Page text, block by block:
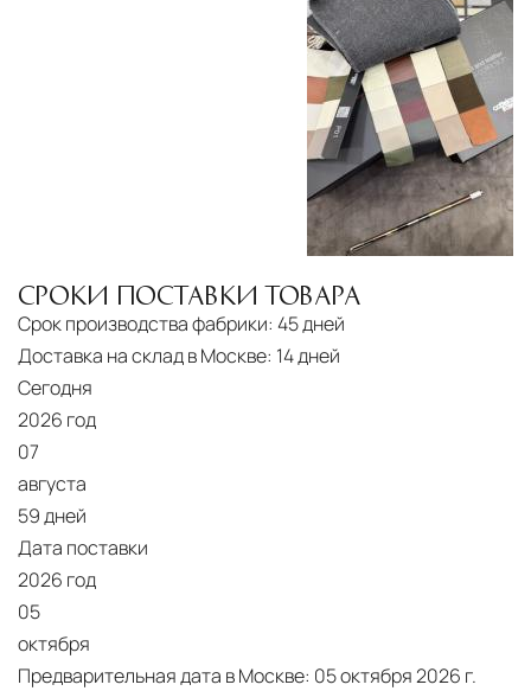
СРОКИ ПОСТАВКИ ТОВАРА
Срок производства фабрики: 45 дней
Доставка на склад в Москве: 14 дней
Сегодня
2026 год
07
августа
59 дней
Дата поставки
2026 год
05
октября
Предварительная дата в Москве: 05 октября 2026 г.